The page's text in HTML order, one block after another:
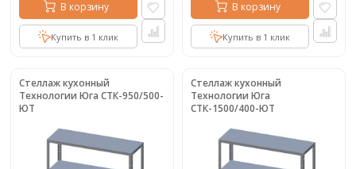
В корзину
Купить в 1 клик
В корзину
Купить в 1 клик
Стеллаж кухонный
Технологии Юга СТК-950/500-
ЮТ
Стеллаж кухонный
Технологии Юга
СТК-1500/400-ЮТ